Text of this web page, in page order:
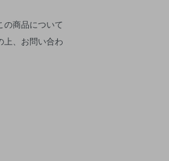
の商品について
上、お問い合わ